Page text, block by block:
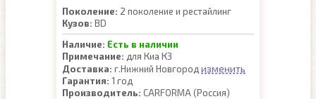
Поколение: 2 поколение и рестайлинг
Кузов: BD
Наличие: Есть в наличии
Примечание: для Киа К3
Доставка: г.Нижний Новгород изменить
Гарантия: 1 год
Производитель: CARFORMA (Россия)